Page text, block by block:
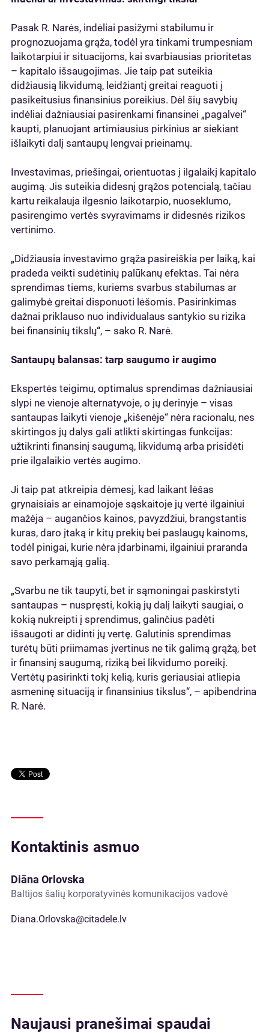
Pasak R. Narės, indėliai pasižymi stabilumu ir
prognozuojama grąža, todėl yra tinkami trumpesniam
laikotarpiui ir situacijoms, kai svarbiausias prioritetas
– kapitalo išsaugojimas. Jie taip pat suteikia
didžiausią likvidumą, leidžiantį greitai reaguoti į
pasikeitusius finansinius poreikius. Dėl šių savybių
indėliai dažniausiai pasirenkami finansinei „pagalvei“
kaupti, planuojant artimiausius pirkinius ar siekiant
išlaikyti dalį santaupų lengvai prieinamų.
Investavimas, priešingai, orientuotas į ilgalaikį kapitalo
augimą. Jis suteikia didesnį grąžos potencialą, tačiau
kartu reikalauja ilgesnio laikotarpio, nuoseklumo,
pasirengimo vertės svyravimams ir didesnės rizikos
vertinimo.
„Didžiausia investavimo grąža pasireiškia per laiką, kai
pradeda veikti sudėtinių palūkanų efektas. Tai nėra
sprendimas tiems, kuriems svarbus stabilumas ar
galimybė greitai disponuoti lėšomis. Pasirinkimas
dažnai priklauso nuo individualaus santykio su rizika
bei finansinių tikslų“, – sako R. Narė.
Santaupų balansas: tarp saugumo ir augimo
Ekspertės teigimu, optimalus sprendimas dažniausiai
slypi ne vienoje alternatyvoje, o jų derinyje – visas
santaupas laikyti vienoje „kišenėje“ nėra racionalu, nes
skirtingos jų dalys gali atlikti skirtingas funkcijas:
užtikrinti finansinį saugumą, likvidumą arba prisidėti
prie ilgalaikio vertės augimo.
Ji taip pat atkreipia dėmesį, kad laikant lėšas
grynaisiais ar einamojoje sąskaitoje jų vertė ilgainiui
mažėja – augančios kainos, pavyzdžiui, brangstantis
kuras, daro įtaką ir kitų prekių bei paslaugų kainoms,
todėl pinigai, kurie nėra įdarbinami, ilgainiui praranda
savo perkamąją galią.
„Svarbu ne tik taupyti, bet ir sąmoningai paskirstyti
santaupas – nuspręsti, kokią jų dalį laikyti saugiai, o
kokią nukreipti į sprendimus, galinčius padėti
išsaugoti ar didinti jų vertę. Galutinis sprendimas
turėtų būti priimamas įvertinus ne tik galimą grąžą, bet
ir finansinį saugumą, riziką bei likvidumo poreikį.
Vertėtų pasirinkti tokį kelią, kuris geriausiai atliepia
asmeninę situaciją ir finansinius tikslus“, – apibendrina
R. Narė.
Kontaktinis asmuo
Diāna Orlovska
Baltijos šalių korporatyvinės komunikacijos vadovė
Diana.Orlovska@citadele.lv
Naujausi pranešimai spaudai